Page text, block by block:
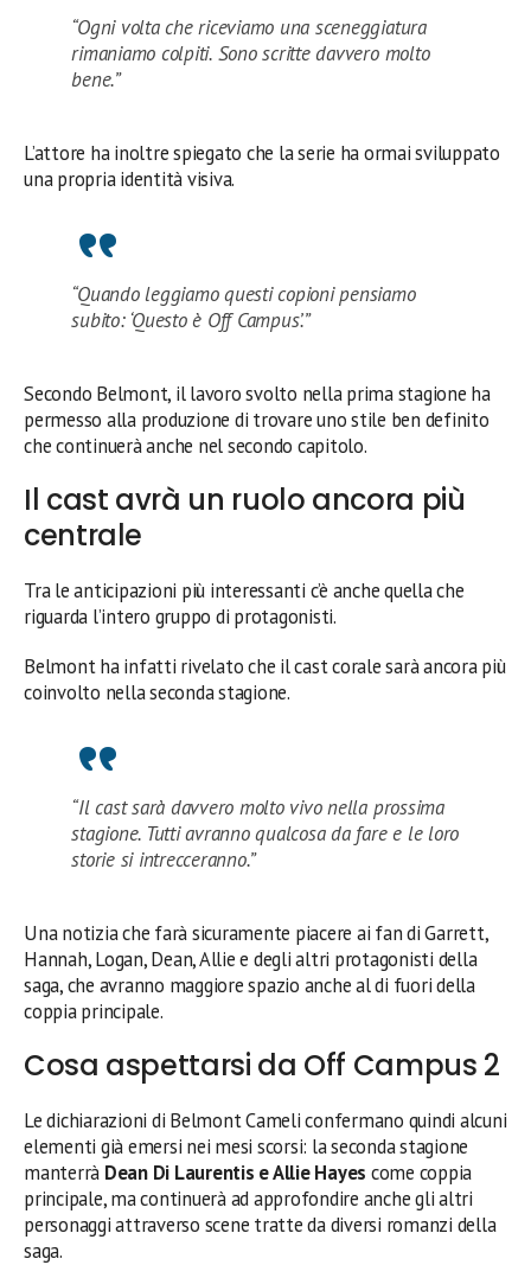
“Ogni volta che riceviamo una sceneggiatura
rimaniamo colpiti. Sono scritte davvero molto
bene.”
L’attore ha inoltre spiegato che la serie ha ormai sviluppato
una propria identità visiva.
“Quando leggiamo questi copioni pensiamo
subito: ‘Questo è Off Campus’.”
Secondo Belmont, il lavoro svolto nella prima stagione ha
permesso alla produzione di trovare uno stile ben definito
che continuerà anche nel secondo capitolo.
Il cast avrà un ruolo ancora più
centrale
Tra le anticipazioni più interessanti c’è anche quella che
riguarda l’intero gruppo di protagonisti.
Belmont ha infatti rivelato che il cast corale sarà ancora più
coinvolto nella seconda stagione.
“Il cast sarà davvero molto vivo nella prossima
stagione. Tutti avranno qualcosa da fare e le loro
storie si intrecceranno.”
Una notizia che farà sicuramente piacere ai fan di Garrett,
Hannah, Logan, Dean, Allie e degli altri protagonisti della
saga, che avranno maggiore spazio anche al di fuori della
coppia principale.
Cosa aspettarsi da Off Campus 2
Le dichiarazioni di Belmont Cameli confermano quindi alcuni
elementi già emersi nei mesi scorsi: la seconda stagione
manterrà Dean Di Laurentis e Allie Hayes come coppia
principale, ma continuerà ad approfondire anche gli altri
personaggi attraverso scene tratte da diversi romanzi della
saga.